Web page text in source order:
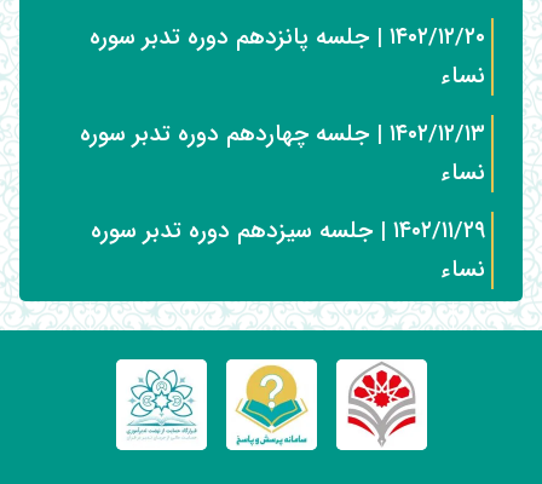
۱۴۰۲/۱۲/۲۰ | جلسه پانزدهم دوره تدبر سوره
نساء
۱۴۰۲/۱۲/۱۳ | جلسه چهاردهم دوره تدبر سوره
نساء
۱۴۰۲/۱۱/۲۹ | جلسه سیزدهم دوره تدبر سوره
نساء